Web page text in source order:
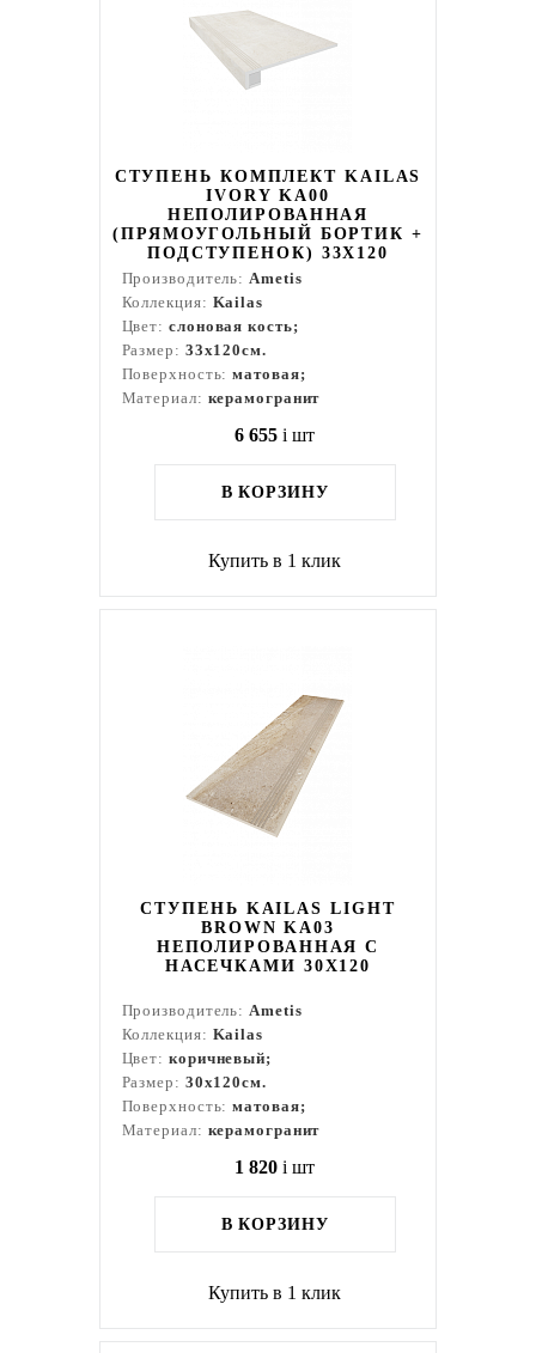
СТУПЕНЬ КОМПЛЕКТ KAILAS
IVORY KA00
НЕПОЛИРОВАННАЯ
(ПРЯМОУГОЛЬНЫЙ БОРТИК +
ПОДСТУПЕНОК) 33X120
Производитель:Ametis
Коллекция: Kailas
Цвет: слоновая кость;
Размер: 33x120см.
Поверхность:матовая;
Материал: керамогранит
6 655 i шт
В КОРЗИНУ
Купить в 1 клик
СТУПЕНЬ KAILAS LIGHT
BROWN KA03
НЕПОЛИРОВАННАЯ С
НАСЕЧКАМИ 30X120
Производитель:Ametis
Коллекция: Kailas
Цвет: коричневый;
Размер: 30x120см.
Поверхность:матовая;
Материал: керамогранит
1 820 i шт
В КОРЗИНУ
Купить в 1 клик